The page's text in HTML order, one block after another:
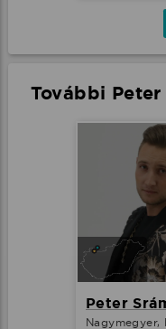
További
Peter
Nagymegyer,